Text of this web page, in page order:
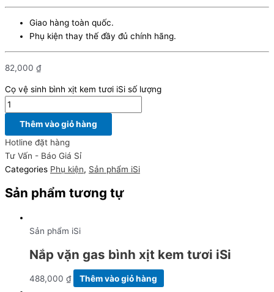
Giao hàng toàn quốc.
Phụ kiện thay thế đầy đủ chính hãng.
82,000 ₫
Cọ vệ sinh bình xịt kem tươi iSi số lượng
Thêm vào giỏ hàng
Hotline đặt hàng
Tư Vấn - Báo Giá Sỉ
Categories Phụ kiện, Sản phẩm iSi
Sản phẩm tương tự
Sản phẩm iSi
Nắp vặn gas bình xịt kem tươi iSi
488,000 ₫ Thêm vào giỏ hàng